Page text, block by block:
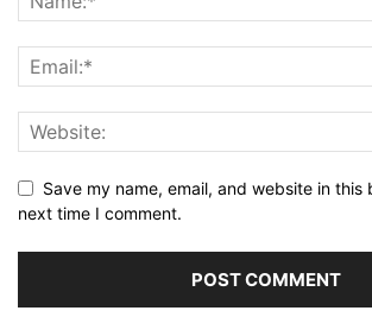
Save my name, email, and website in this
next time I comment.